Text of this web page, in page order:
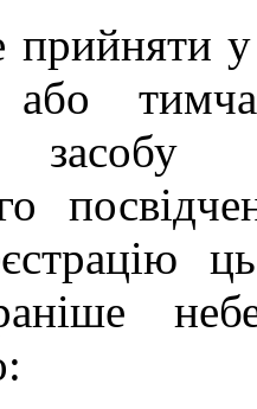
у